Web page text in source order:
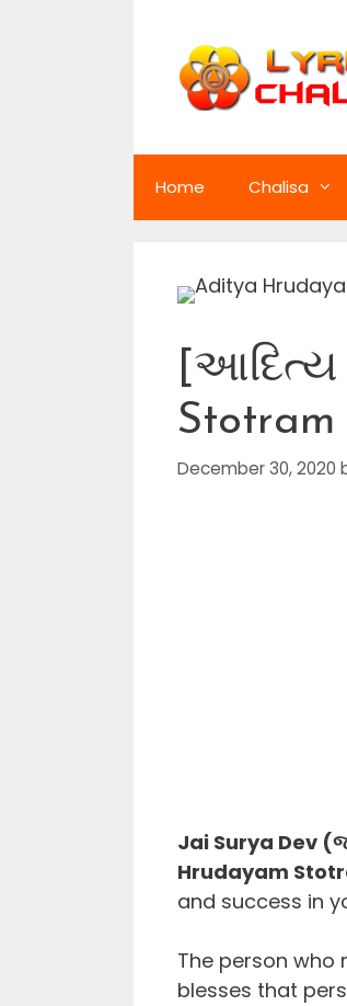
Home Chalisa
December 30, 2020
Jai Surya Dev
Hrudayam
and success in
The person who
blesses that